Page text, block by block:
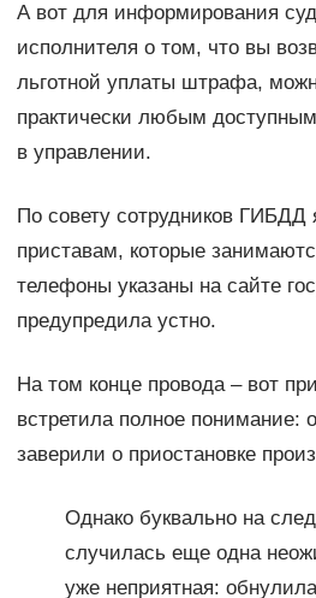
А вот для информирования
исполнителя о том, что вы
льготной уплаты штрафа,
практически любым
в управлении.
По совету сотрудников ГИБДД
приставам, которые
телефоны указаны на сайте
предупредила устно.
На том конце провода – вот
встретила полное понимание:
заверили о приостановке
Однако буквально на
случилась еще одна
уже неприятная: